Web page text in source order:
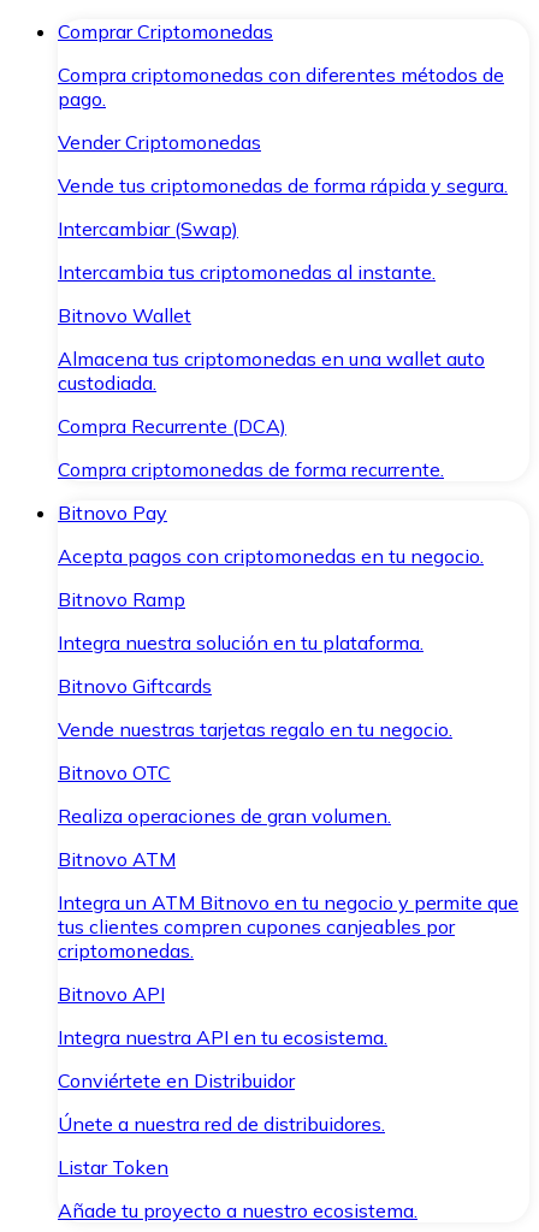
Comprar Criptomonedas
Compra criptomonedas con diferentes métodos de
pago.
Vender Criptomonedas
Vende tus criptomonedas de forma rápida y segura.
Intercambiar (Swap)
Intercambia tus criptomonedas al instante.
Bitnovo Wallet
Almacena tus criptomonedas en una wallet auto
custodiada.
Compra Recurrente (DCA)
Compra criptomonedas de forma recurrente.
Bitnovo Pay
Acepta pagos con criptomonedas en tu negocio.
Bitnovo Ramp
Integra nuestra solución en tu plataforma.
Bitnovo Giftcards
Vende nuestras tarjetas regalo en tu negocio.
Bitnovo OTC
Realiza operaciones de gran volumen.
Bitnovo ATM
Integra un ATM Bitnovo en tu negocio y permite que
tus clientes compren cupones canjeables por
criptomonedas.
Bitnovo API
Integra nuestra API en tu ecosistema.
Conviértete en Distribuidor
Únete a nuestra red de distribuidores.
Listar Token
Añade tu proyecto a nuestro ecosistema.